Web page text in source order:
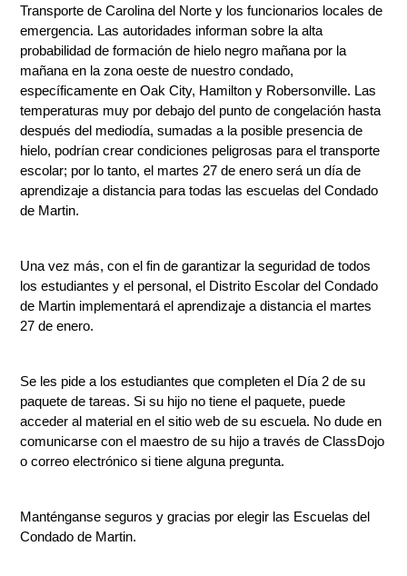
Transporte de Carolina del Norte y los funcionarios locales de
emergencia. Las autoridades informan sobre la alta
probabilidad de formación de hielo negro mañana por la
mañana en la zona oeste de nuestro condado,
específicamente en Oak City, Hamilton y Robersonville. Las
temperaturas muy por debajo del punto de congelación hasta
después del mediodía, sumadas a la posible presencia de
hielo, podrían crear condiciones peligrosas para el transporte
escolar; por lo tanto, el martes 27 de enero será un día de
aprendizaje a distancia para todas las escuelas del Condado
de Martin.
Una vez más, con el fin de garantizar la seguridad de todos
los estudiantes y el personal, el Distrito Escolar del Condado
de Martin implementará el aprendizaje a distancia el martes
27 de enero.
Se les pide a los estudiantes que completen el Día 2 de su
paquete de tareas. Si su hijo no tiene el paquete, puede
acceder al material en el sitio web de su escuela. No dude en
comunicarse con el maestro de su hijo a través de ClassDojo
o correo electrónico si tiene alguna pregunta.
Manténganse seguros y gracias por elegir las Escuelas del
Condado de Martin.